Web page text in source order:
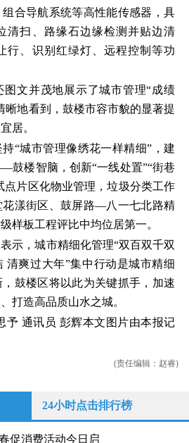
合导航系统等高性能传感器，具
清扫、路缘石边缘检测并贴边清
行、识别红绿灯、远程控制等功
图文并茂地展示了城市管理“成绩
晰地看到，鼓楼市容市貌的显著提
居。
“城市管理像绣花一样精细”，建
鼓楼智脑，创新“一线处置”“街巷
点片区化物业管理，垃圾分类工作
花漾街区、鼓屏路—八一七北路精
样板工程评比中均位居第一。
示，城市精细化管理“双百双千双
清爽过大年”集中行动是城市精细
鼓楼区将以此为关键抓手，加速
打造高品质山水之城。
予 通讯员 彭辉本文图片由本报记
(责任编辑：赵睿)
24小时点击排行榜
促消费活动今日启